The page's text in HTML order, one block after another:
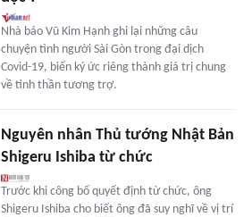
Nhà báo Vũ Kim Hạnh ghi lại những câu
chuyện tình người Sài Gòn trong đại dịch
Covid-19, biến ký ức riêng thành giá trị chung
về tinh thần tương trợ.
Nguyên nhân Thủ tướng Nhật Bản
Shigeru Ishiba từ chức
Trước khi công bố quyết định từ chức, ông
Shigeru Ishiba cho biết ông đã suy nghĩ về vị trí